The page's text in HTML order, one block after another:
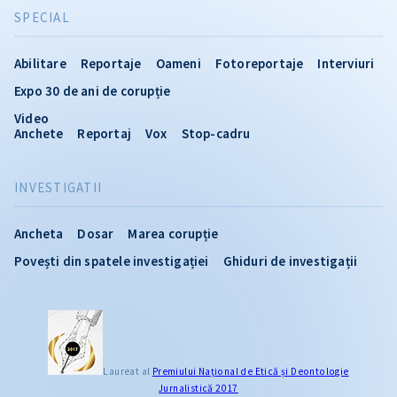
INVESTIGATII
Ancheta Dosar
Marea corupție
Povești din spatele investigației
Ghiduri de investigații
SPECIAL
Abilitare Reportaje Oameni Fotoreportaje
Interviuri
Expo 30 de ani de corupție
Video
Anchete
Reportaj Vox Stop-cadru
Laureat al Premiului Naţional de Etică și Deontologie
Jurnalistică 2017